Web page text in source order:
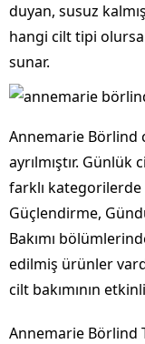
duyan, susuz
hangi cilt tipi
sunar.
Annemarie Börlind
ayrılmıştır. Günlük
farklı kategorilerde
Güçlendirme,
Bakımı
edilmiş ürünler
cilt bakımının
Annemarie Börlind